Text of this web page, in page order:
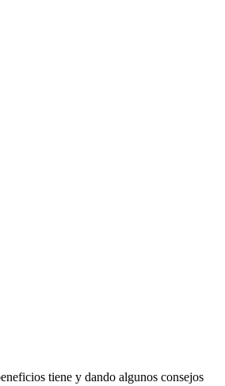
tiene y dando algunos consejos